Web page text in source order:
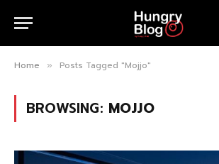
Home » Posts Tagged "Mojjo"
BROWSING: MOJJO